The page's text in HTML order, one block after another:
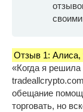
Отзыв 1: Алиса,
«Когда я
обещание
торговать, но